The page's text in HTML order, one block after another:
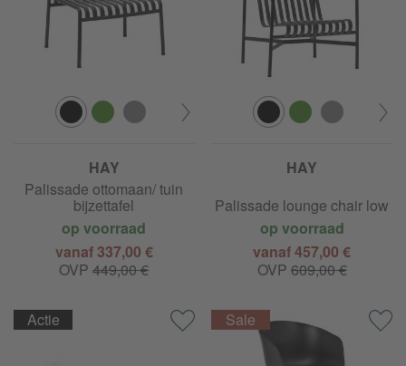
HAY
Palissade ottomaan/ tuin
bijzettafel
op voorraad
vanaf 337,00 €
OVP449,00 €
HAY
Palissade lounge chair low
op voorraad
vanaf 457,00 €
OVP 609,00 €
Actie